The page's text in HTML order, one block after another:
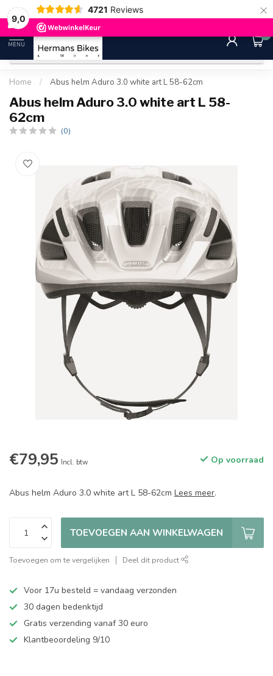
9,0
4721 Reviews ×
30 dagen bedenktijd Gratis
MENU
0
Home / Abus helm Aduro 3.0 white art L 58-62cm
Abus helm Aduro 3.0 white art L 58-
62cm
(0)
€79,95 Incl. btw Op voorraad
Abus helm Aduro 3.0 white art L 58-62cm Lees meer.
TOEVOEGEN AAN WINKELWAGEN
Toevoegen om te vergelijken Deel dit product
Voor 17u besteld = vandaag verzonden
30 dagen bedenktijd
Gratis verzending vanaf 30 euro
Klantbeoordeling 9/10